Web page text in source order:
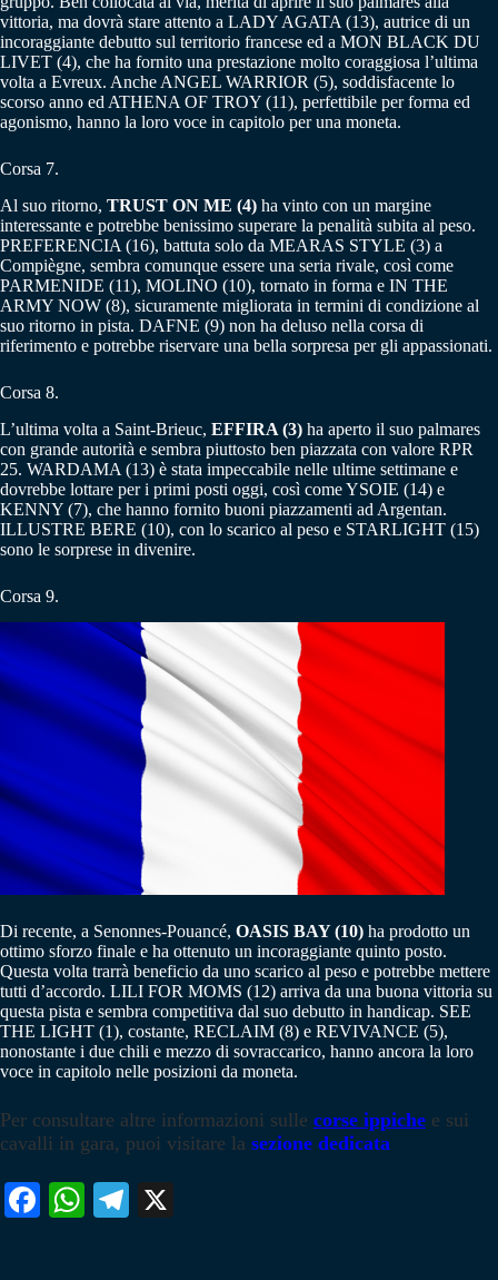
vittoria, ma dovrà stare attento a LADY AGATA (13), autrice di un
incoraggiante debutto sul territorio francese ed a MON BLACK DU
LIVET (4), che ha fornito una prestazione molto coraggiosa l’ultima
volta a Evreux. Anche ANGEL WARRIOR (5), soddisfacente lo
scorso anno ed ATHENA OF TROY (11), perfettibile per forma ed
agonismo, hanno la loro voce in capitolo per una moneta.
Corsa 7.
Al suo ritorno, TRUST ON ME (4) ha vinto con un margine
interessante e potrebbe benissimo superare la penalità subita al peso.
PREFERENCIA (16), battuta solo da MEARAS STYLE (3) a
Compiègne, sembra comunque essere una seria rivale, così come
PARMENIDE (11), MOLINO (10), tornato in forma e IN THE
ARMY NOW (8), sicuramente migliorata in termini di condizione al
suo ritorno in pista. DAFNE (9) non ha deluso nella corsa di
riferimento e potrebbe riservare una bella sorpresa per gli appassionati.
Corsa 8.
L’ultima volta a Saint-Brieuc, EFFIRA (3) ha aperto il suo palmares
con grande autorità e sembra piuttosto ben piazzata con valore RPR
25. WARDAMA (13) è stata impeccabile nelle ultime settimane e
dovrebbe lottare per i primi posti oggi, così come YSOIE (14) e
KENNY (7), che hanno fornito buoni piazzamenti ad Argentan.
ILLUSTRE BERE (10), con lo scarico al peso e STARLIGHT (15)
sono le sorprese in divenire.
Corsa 9.
Di recente, a Senonnes-Pouancé, OASIS BAY (10) ha prodotto un
ottimo sforzo finale e ha ottenuto un incoraggiante quinto posto.
Questa volta trarrà beneficio da uno scarico al peso e potrebbe mettere
tutti d’accordo. LILI FOR MOMS (12) arriva da una buona vittoria su
questa pista e sembra competitiva dal suo debutto in handicap. SEE
THE LIGHT (1), costante, RECLAIM (8) e REVIVANCE (5),
nonostante i due chili e mezzo di sovraccarico, hanno ancora la loro
voce in capitolo nelle posizioni da moneta.
Per consultare altre informazioni sulle corse ippiche e sui
cavalli in gara, puoi visitare la sezione dedicata
Fa W
Te